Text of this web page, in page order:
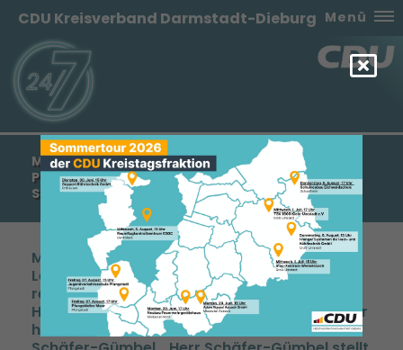
CDU Kreisverband Darmstadt-Dieburg Menü
MANFRED PENTZ: SCHÄFER-GÜMBEL IST
POLITISCHE INSZENIERUNG WICHTIGER ALS
SCHUTZ VON TRAUMATISIERTEN FLÜCHTLINGEN
Mit „großem Unverständnis angesichts des
Leids, das viele Flüchtlinge erlitten haben",
reagierte der Generalsekretär der CDU
Hessen, Manfred Pentz, auf das Verhalten der
hessischen SPD und ihres Vorsitzenden